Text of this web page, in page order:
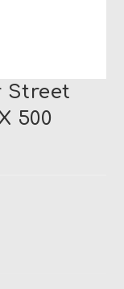
Street
500